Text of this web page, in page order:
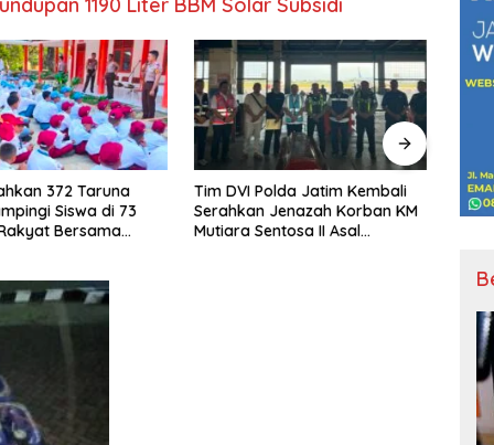
Jatim Kembali
Jenazah Korban KM
II Asal
Sinergi untuk Wong Cilik, GMBI
Gresik dan Wong Bodho
Satukan Langkah dalam Ngaji